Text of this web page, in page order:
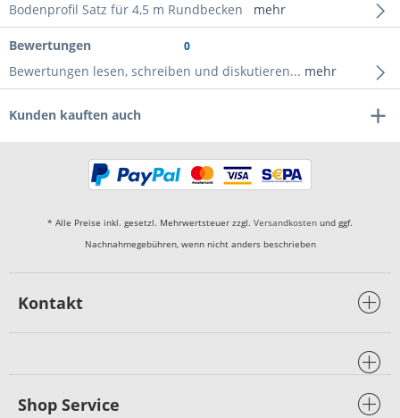
Bodenprofil Satz für 4,5 m Rundbecken mehr
Bewertungen 0
Bewertungen lesen, schreiben und diskutieren... mehr
Kunden kauften auch
* Alle Preise inkl. gesetzl. Mehrwertsteuer zzgl. Versandkosten und ggf.
Nachnahmegebühren, wenn nicht anders beschrieben
Kontakt
Shop Service